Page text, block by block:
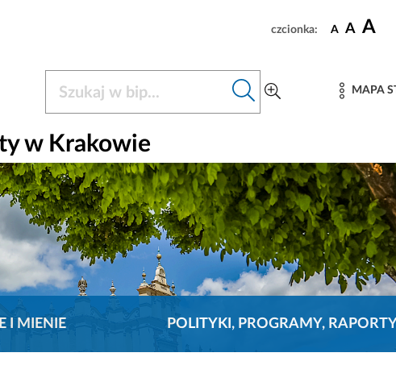
czcionka: A A A
MAPA
w Krakowie
I MIENIE POLITYKI, PROGRAMY, RAPORTY